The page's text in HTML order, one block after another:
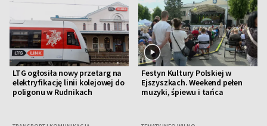
LTG ogłosiła nowy przetarg na
elektryfikację linii kolejowej do
poligonu w Rudnikach
Festyn Kultury Polskiej w
Ejszyszkach. Weekend pełen
muzyki, śpiewu i tańca